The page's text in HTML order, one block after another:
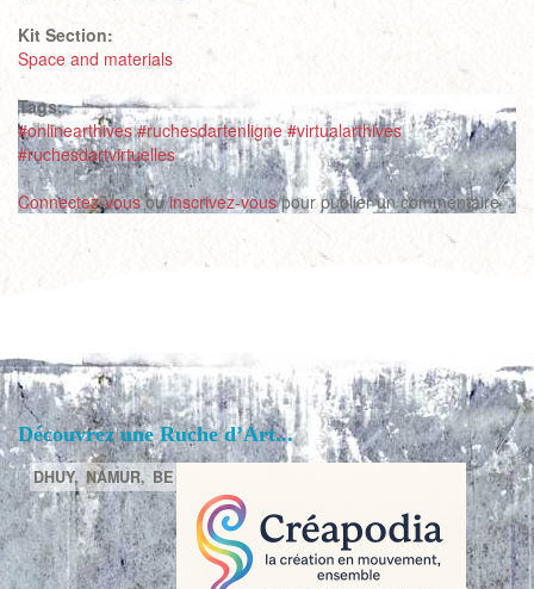
Kit Section:
Space and materials
Tags:
#onlinearthives #ruchesdartenligne #virtualarthives
#ruchesdartvirtuelles
Connectez-vousouinscrivez-vouspour publier un commentaire
Découvrez une Ruche d’Art...
DHUY, NAMUR, BE